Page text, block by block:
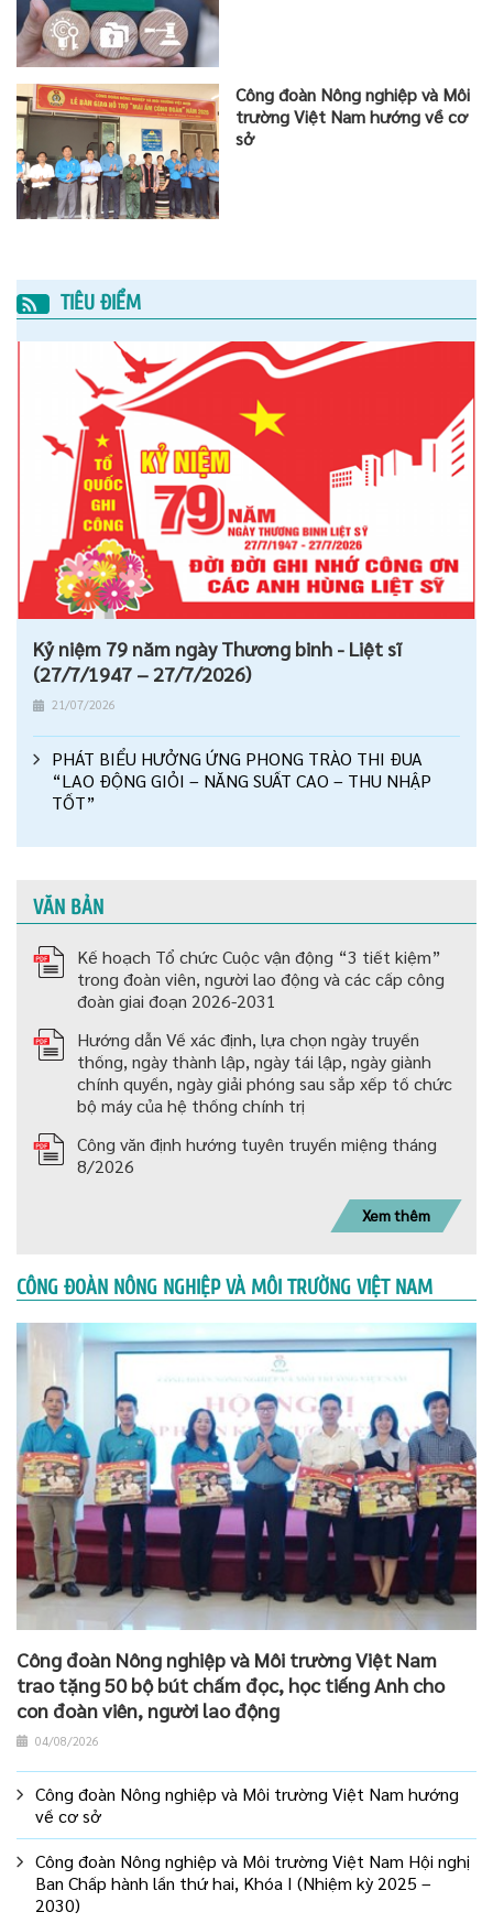
Công đoàn Nông nghiệp và Môi
trường Việt Nam hướng về cơ
sở
TIÊU ĐIỂM
Kỷ niệm 79 năm ngày Thương binh - Liệt sĩ
(27/7/1947 – 27/7/2026)
21/07/2026
PHÁT BIỂU HƯỞNG ỨNG PHONG TRÀO THI ĐUA
“LAO ĐỘNG GIỎI – NĂNG SUẤT CAO – THU NHẬP
TỐT”
VĂN BẢN
Kế hoạch Tổ chức Cuộc vận động “3 tiết kiệm”
trong đoàn viên, người lao động và các cấp công
đoàn giai đoạn 2026-2031
Hướng dẫn Về xác định, lựa chọn ngày truyền
thống, ngày thành lập, ngày tái lập, ngày giành
chính quyền, ngày giải phóng sau sắp xếp tố chức
bộ máy của hệ thống chính trị
Công văn định hướng tuyên truyền miệng tháng
8/2026
Xem thêm
CÔNG ĐOÀN NÔNG NGHIỆP VÀ MÔI TRƯỜNG VIỆT NAM
Công đoàn Nông nghiệp và Môi trường Việt Nam
trao tặng 50 bộ bút chấm đọc, học tiếng Anh cho
con đoàn viên, người lao động
04/08/2026
Công đoàn Nông nghiệp và Môi trường Việt Nam hướng
về cơ sở
Công đoàn Nông nghiệp và Môi trường Việt Nam Hội nghị
Ban Chấp hành lần thứ hai, Khóa I (Nhiệm kỳ 2025 –
2030)